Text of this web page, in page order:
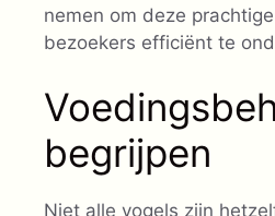
nemen om deze
bezoekers efficiënt te
begrijpen
Niet alle vogels zijn